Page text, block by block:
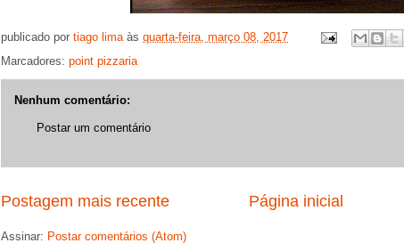
publicado por tiago lima às quarta-feira, março 08, 2017
Marcadores: point pizzaria
Nenhum comentário:
Postar um comentário
Postagem mais recente Página inicial
Assinar: Postar comentários (Atom)